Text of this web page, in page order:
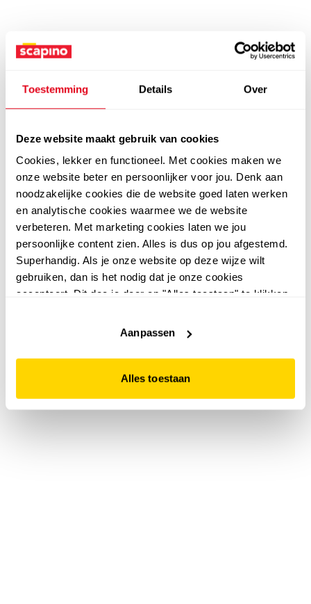
Toestemming Details Over
Deze website maakt gebruik van cookies
Cookies, lekker en functioneel. Met cookies maken we
onze website beter en persoonlijker voor jou. Denk aan
noodzakelijke cookies die de website goed laten werken
en analytische cookies waarmee we de website
verbeteren. Met marketing cookies laten we jou
persoonlijke content zien. Alles is dus op jou afgestemd.
Superhandig. Als je onze website op deze wijze wilt
gebruiken, dan is het nodig dat je onze cookies
accepteert. Dit doe je door op "Alles toestaan" te klikken.
website niet optimaal functioneert.
Aanpassen
Alles toestaan